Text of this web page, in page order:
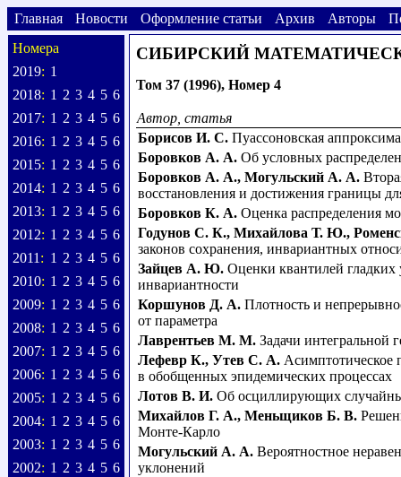
Главная Новости Оформление статьи Архив Авторы
Номера
2019: 1
2018: 1 2 3 4 5 6
2017: 1 2 3 4 5 6
2016: 1 2 3 4 5 6
2015: 1 2 3 4 5 6
2014: 1 2 3 4 5 6
2013: 1 2 3 4 5 6
2012: 1 2 3 4 5 6
2011 : 1 2 3 4 5 6
2010: 1 2 3 4 5 6
2009: 1 2 3 4 5 6
2008: 1 2 3 4 5 6
2007: 1 2 3 4 5 6
2006: 1 2 3 4 5 6
2005: 1 2 3 4 5 6
2004: 1 2 3 4 5 6
2003: 1 2 3 4 5 6
2002: 1 2 3 4 5 6
СИБИРСКИЙ
Том 37 (1996), Номер 4
Автор, статья
Борисов И. С. Пуассоновская
Боровков А. А. Об условных
Боровков А. А., Могульский А. А.
восстановления и достижения границы
Боровков К. А. Оценка распределения
Годунов С. К., Михайлова Т. Ю.,
законов сохранения, инвариантных
Зайцев А. Ю. Оценки квантилей
инвариантности
Коршунов Д. А. Плотность и
от параметра
Лаврентьев М. М. Задачи интегральной
Лефевр К., Утев С. А. Асимптотическое
в обобщенных эпидемических процессах
Лотов В. И. Об осциллирующих
Михайлов Г. А., Меньщиков Б. В.
Монте-Карло
Могульский А. А. Вероятностное
уклонений